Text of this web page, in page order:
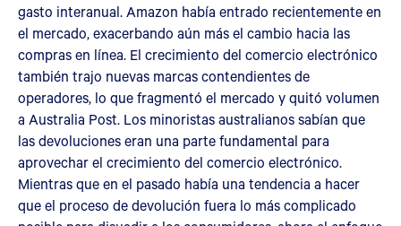
gasto interanual. Amazon había entrado recientemente en
el mercado, exacerbando aún más el cambio hacia las
compras en línea. El crecimiento del comercio electrónico
también trajo nuevas marcas contendientes de
operadores, lo que fragmentó el mercado y quitó volumen
a Australia Post. Los minoristas australianos sabían que
las devoluciones eran una parte fundamental para
aprovechar el crecimiento del comercio electrónico.
Mientras que en el pasado había una tendencia a hacer
que el proceso de devolución fuera lo más complicado